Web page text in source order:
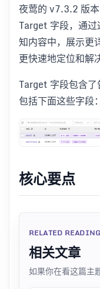
夜莺的 v7.3.2 版
Target 字段，通
知内容中，展示更
更快速地定位和解
Target 字段包含
包括下面这些字段：
核心要点
RELATED READING
相关文章
如果你在看这篇主